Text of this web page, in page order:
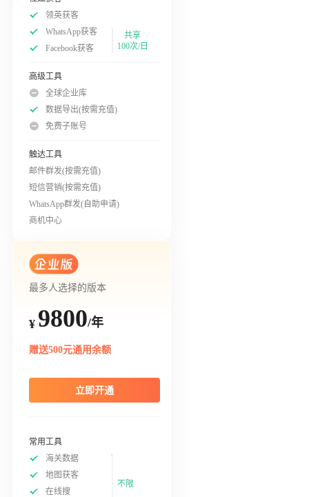
领英获客
WhatsApp获客
Facebook获客
共享
100次/日
高级工具
全球企业库
数据导出(按需充值)
免费子账号
触达工具
邮件群发(按需充值)
短信营销(按需充值)
WhatsApp群发(自助申请)
商机中心
最多人选择的版本
¥ 9800/年
赠送500元通用余额
立即开通
常用工具
海关数据
地图获客
在线搜
不限